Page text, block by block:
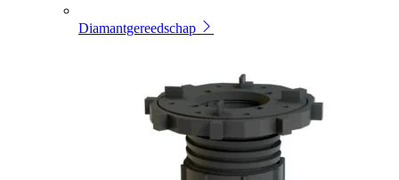
Diamantgereedschap